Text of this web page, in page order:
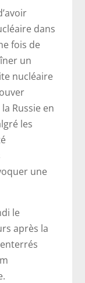
dans
fois de
un
nucléaire
Russie en
les
une
le
après la